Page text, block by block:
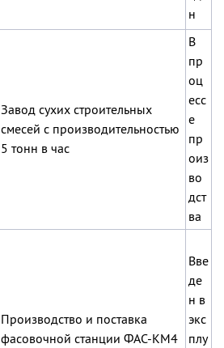
н
Завод сухих строительных
смесей с производительностью
5 тонн в час
В
пр
оц
есс
е
пр
оиз
во
дст
ва
Производство и поставка
фасовочной станции ФАС-КМ4
Вве
де
н в
экс
плу